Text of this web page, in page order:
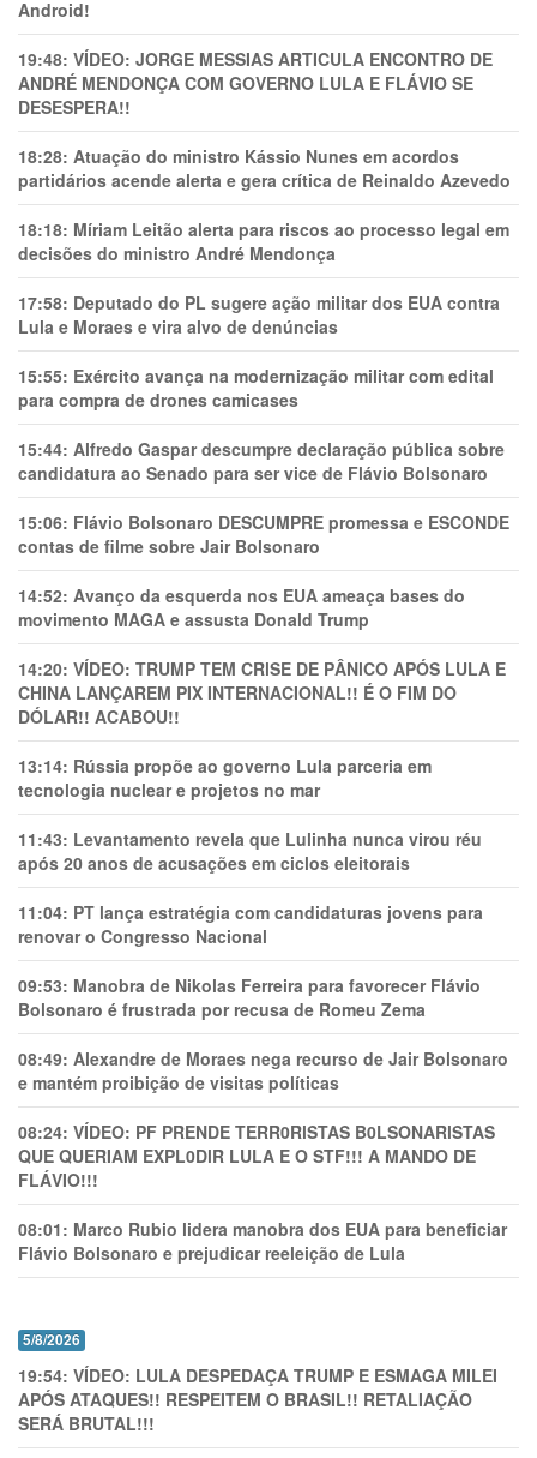
Android!
19:48: VÍDEO: JORGE MESSIAS ARTICULA ENCONTRO DE
ANDRÉ MENDONÇA COM GOVERNO LULA E FLÁVIO SE
DESESPERA!!
18:28: Atuação do ministro Kássio Nunes em acordos
partidários acende alerta e gera crítica de Reinaldo Azevedo
18:18: Míriam Leitão alerta para riscos ao processo legal em
decisões do ministro André Mendonça
17:58: Deputado do PL sugere ação militar dos EUA contra
Lula e Moraes e vira alvo de denúncias
15:55: Exército avança na modernização militar com edital
para compra de drones camicases
15:44: Alfredo Gaspar descumpre declaração pública sobre
candidatura ao Senado para ser vice de Flávio Bolsonaro
15:06: Flávio Bolsonaro DESCUMPRE promessa e ESCONDE
contas de filme sobre Jair Bolsonaro
14:52: Avanço da esquerda nos EUA ameaça bases do
movimento MAGA e assusta Donald Trump
14:20: VÍDEO: TRUMP TEM CRlSE DE PÂNlCO APÓS LULA E
CHINA LANÇAREM PIX INTERNACIONAL!! É O FIM DO
DÓLAR!! ACABOU!!
13:14: Rússia propõe ao governo Lula parceria em
tecnologia nuclear e projetos no mar
11:43: Levantamento revela que Lulinha nunca virou réu
após 20 anos de acusações em ciclos eleitorais
11:04: PT lança estratégia com candidaturas jovens para
renovar o Congresso Nacional
09:53: Manobra de Nikolas Ferreira para favorecer Flávio
Bolsonaro é frustrada por recusa de Romeu Zema
08:49: Alexandre de Moraes nega recurso de Jair Bolsonaro
e mantém proibição de visitas políticas
08:24: VÍDEO: PF PRENDE TERR0RlSTAS B0LSONARlSTAS
QUE QUERIAM EXPL0DlR LULA E O STF!!! A MANDO DE
FLÁVIO!!!
08:01: Marco Rubio lidera manobra dos EUA para beneficiar
Flávio Bolsonaro e prejudicar reeleição de Lula
5/8/2026
19:54: VÍDEO: LULA DESPEDAÇA TRUMP E ESMAGA MILEI
APÓS ATAQUES!! RESPEITEM O BRASIL!! RETALIAÇÃO
SERÁ BRUTAL!!!